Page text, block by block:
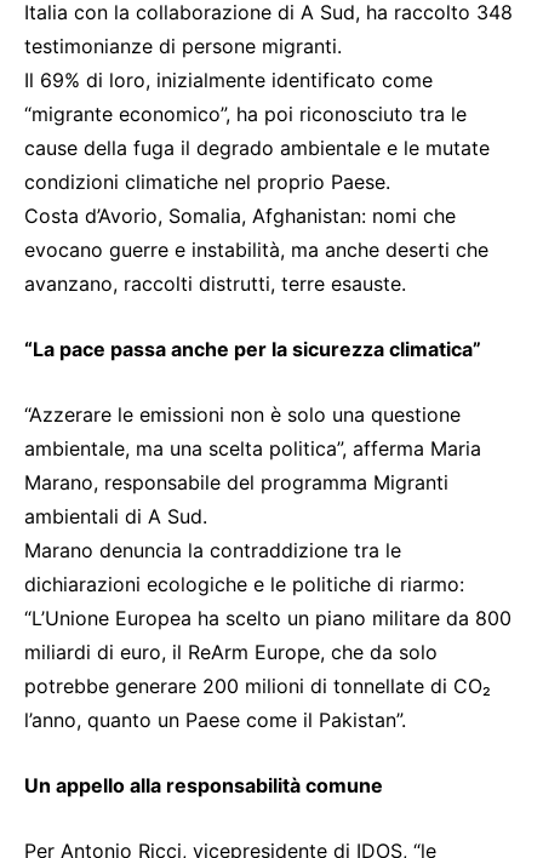
Italia con la collaborazione di A Sud, ha raccolto 348
testimonianze di persone migranti.
Il 69% di loro, inizialmente identificato come
“migrante economico”, ha poi riconosciuto tra le
cause della fuga il degrado ambientale e le mutate
condizioni climatiche nel proprio Paese.
Costa d’Avorio, Somalia, Afghanistan: nomi che
evocano guerre e instabilità, ma anche deserti che
avanzano, raccolti distrutti, terre esauste.
“La pace passa anche per la sicurezza climatica”
“Azzerare le emissioni non è solo una questione
ambientale, ma una scelta politica”, afferma Maria
Marano, responsabile del programma Migranti
ambientali di A Sud.
Marano denuncia la contraddizione tra le
dichiarazioni ecologiche e le politiche di riarmo:
“L’Unione Europea ha scelto un piano militare da 800
miliardi di euro, il ReArm Europe, che da solo
potrebbe generare 200 milioni di tonnellate di CO₂
l’anno, quanto un Paese come il Pakistan”.
Un appello alla responsabilità comune
Per Antonio Ricci, vicepresidente di IDOS, “le